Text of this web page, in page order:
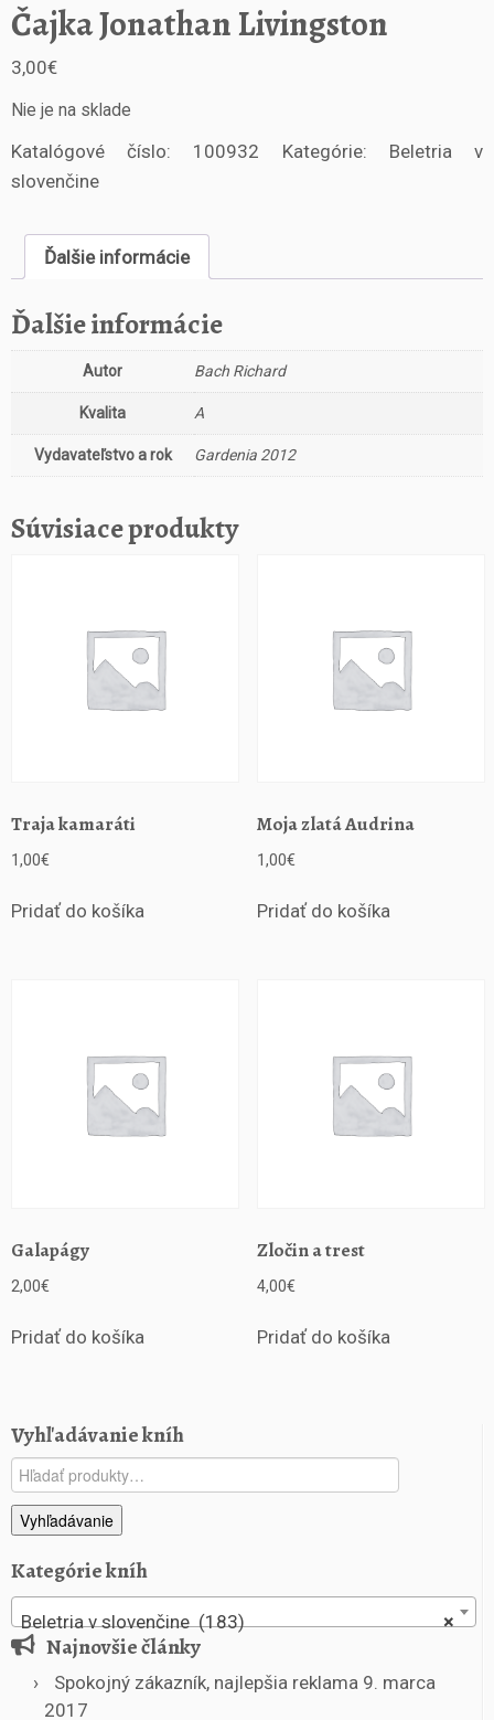
Čajka Jonathan Livingston
3,00€
Nie je na sklade
Katalógové číslo: 100932 Kategórie: Beletria v
slovenčine
Ďalšie informácie
Ďalšie informácie
Autor Bach Richard
Kvalita A
Vydavateľstvo a rok Gardenia 2012
Súvisiace produkty
Traja kamaráti
1,00€
Pridať do košíka
Moja zlatá Audrina
1,00€
Pridať do košíka
Galapágy
2,00€
Pridať do košíka
Zločin a trest
4,00€
Pridať do košíka
Vyhľadávanie kníh
Hľadať:
Vyhľadávanie
Kategórie kníh
×
Beletria v slovenčine (183)
Najnovšie články
Spokojný zákazník, najlepšia reklama 9. marca
2017